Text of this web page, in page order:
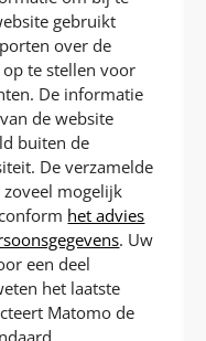
gebruikt
over de
te stellen voor
De informatie
de website
buiten de
De verzamelde
mogelijk
het advies
. Uw
een deel
het laatste
Matomo de